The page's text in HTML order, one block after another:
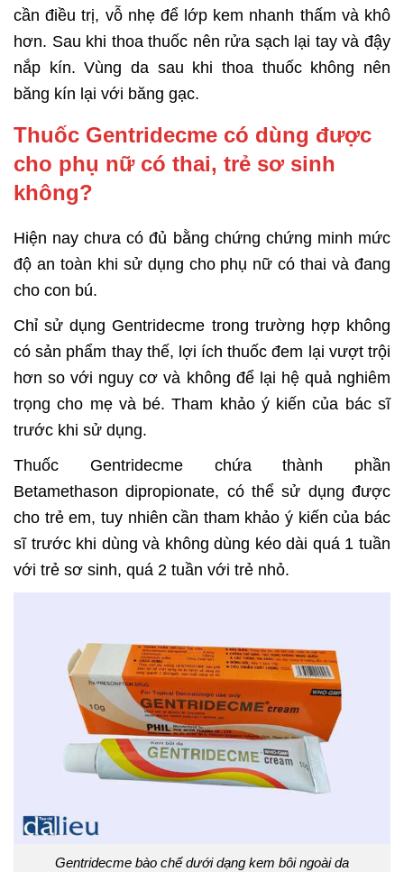
cần điều trị, vỗ nhẹ để lớp kem nhanh thấm và khô
hơn. Sau khi thoa thuốc nên rửa sạch lại tay và đậy
nắp kín. Vùng da sau khi thoa thuốc không nên
băng kín lại với băng gạc.
Thuốc Gentridecme có dùng được
cho phụ nữ có thai, trẻ sơ sinh
không?
Hiện nay chưa có đủ bằng chứng chứng minh mức
độ an toàn khi sử dụng cho phụ nữ có thai và đang
cho con bú.
Chỉ sử dụng Gentridecme trong trường hợp không
có sản phẩm thay thế, lợi ích thuốc đem lại vượt trội
hơn so với nguy cơ và không để lại hệ quả nghiêm
trọng cho mẹ và bé. Tham khảo ý kiến của bác sĩ
trước khi sử dụng.
Thuốc Gentridecme chứa thành phần
Betamethason dipropionate, có thể sử dụng được
cho trẻ em, tuy nhiên cần tham khảo ý kiến của bác
sĩ trước khi dùng và không dùng kéo dài quá 1 tuần
với trẻ sơ sinh, quá 2 tuần với trẻ nhỏ.
Gentridecme bào chế dưới dạng kem bôi ngoài da